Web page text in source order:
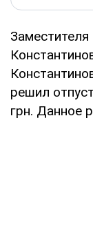
решил
грн. Данное